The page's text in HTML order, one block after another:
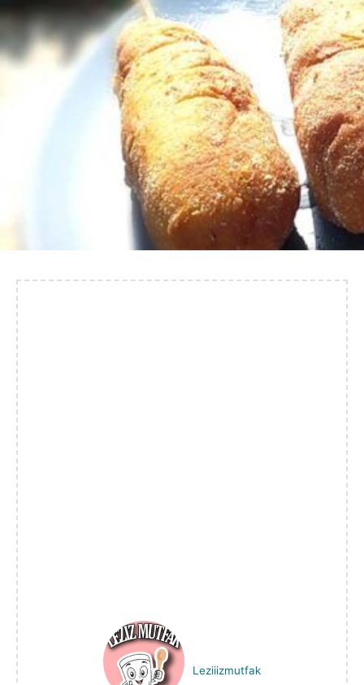
Leziiizmutfak